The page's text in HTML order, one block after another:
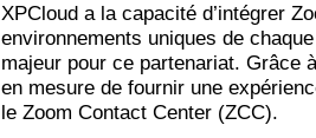
XPCloud a la capacité d’intégrer
environnements uniques de
majeur pour ce partenariat. Grâce
en mesure de fournir une
le Zoom Contact Center (ZCC).